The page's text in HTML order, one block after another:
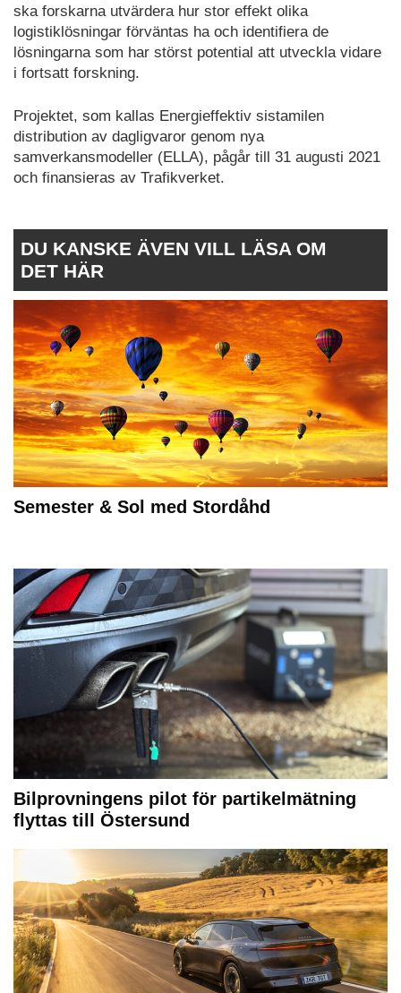
ska forskarna utvärdera hur stor effekt olika
logistiklösningar förväntas ha och identifiera de
lösningarna som har störst potential att utveckla vidare
i fortsatt forskning.
Projektet, som kallas Energieffektiv sistamilen
distribution av dagligvaror genom nya
samverkansmodeller (ELLA), pågår till 31 augusti 2021
och finansieras av Trafikverket.
DU KANSKE ÄVEN VILL LÄSA OM
DET HÄR
Semester & Sol med Stordåhd
Bilprovningens pilot för partikelmätning
flyttas till Östersund